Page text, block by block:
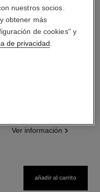
sin Impuestos Nacionales: $88,085
Ver información
añadir al carrito
nuestros socios.
obtener más
de cookies" y
de privacidad